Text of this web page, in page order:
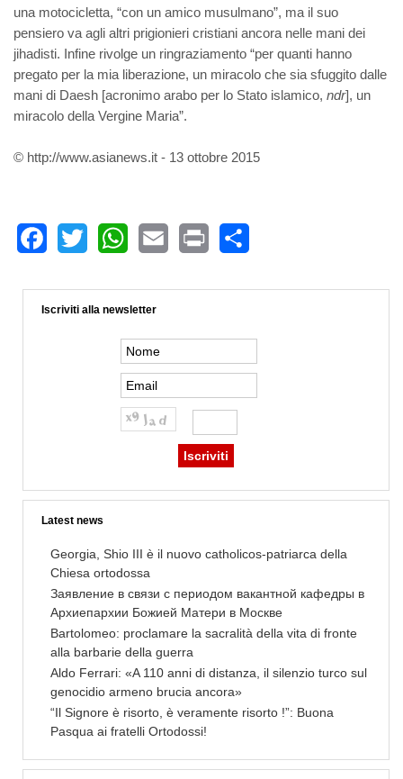
una motocicletta, “con un amico musulmano”, ma il suo
pensiero va agli altri prigionieri cristiani ancora nelle mani dei
jihadisti. Infine rivolge un ringraziamento “per quanti hanno
pregato per la mia liberazione, un miracolo che sia sfuggito dalle
mani di Daesh [acronimo arabo per lo Stato islamico, ndr], un
miracolo della Vergine Maria”.
© http://www.asianews.it - 13 ottobre 2015
Iscriviti alla newsletter
Latest news
Georgia, Shio III è il nuovo catholicos-patriarca della
Chiesa ortodossa
Заявление в связи с периодом вакантной кафедры в
Архиепархии Божией Матери в Москве
Bartolomeo: proclamare la sacralità della vita di fronte
alla barbarie della guerra
Aldo Ferrari: «A 110 anni di distanza, il silenzio turco sul
genocidio armeno brucia ancora»
“Il Signore è risorto, è veramente risorto !”: Buona
Pasqua ai fratelli Ortodossi!